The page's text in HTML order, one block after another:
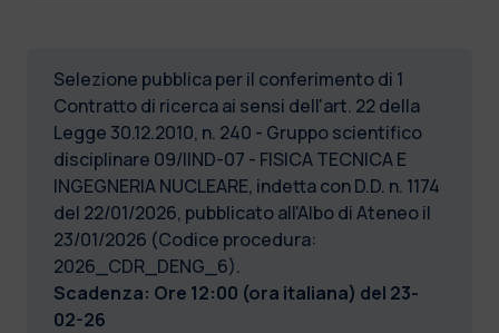
Selezione pubblica per il conferimento di 1
Contratto di ricerca ai sensi dell'art. 22 della
Legge 30.12.2010, n. 240 - Gruppo scientifico
disciplinare 09/IIND-07 - FISICA TECNICA E
INGEGNERIA NUCLEARE, indetta con D.D. n. 1174
del 22/01/2026, pubblicato all'Albo di Ateneo il
23/01/2026 (Codice procedura:
2026_CDR_DENG_6).
Scadenza: Ore 12:00 (ora italiana) del 23-
02-26